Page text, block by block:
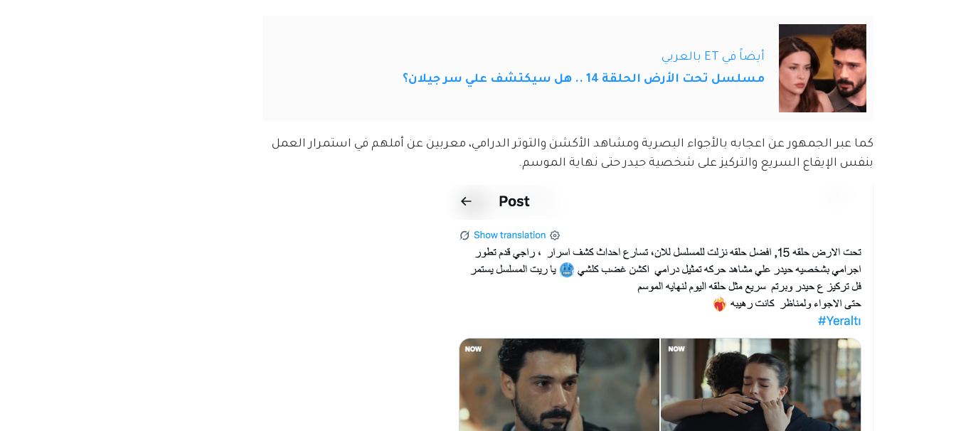
أيضاً في ET بالعربي
مسلسل تحت الأرض الحلقة 14 .. هل سيكتشف علي سر جيلان؟
كما عبر الجمهور عن اعجابه بالأجواء البصرية ومشاهد الأكشن والتوتر الدرامي، معربين عن أملهم في استمرار العمل
بنفس الإيقاع السريع والتركيز على شخصية حيدر حتى نهاية الموسم.